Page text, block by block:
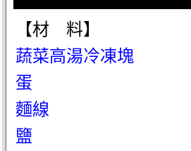
【材 料】
蔬菜高湯冷凍塊
蛋
麵線
鹽